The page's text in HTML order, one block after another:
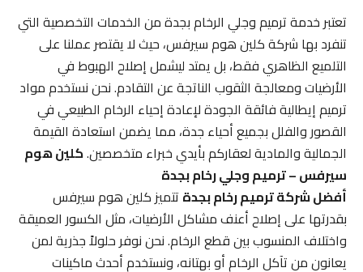
تعتبر خدمة ترميم وجلي الرخام بجدة من الخدمات التخصصية التي
تنفرد بها شركة كلين هوم سيرفس، حيث لا يقتصر عملنا على
التلميع الظاهري فقط، بل يمتد ليشمل إصلاح الهبوط في
الأرضيات ومعالجة الثقوب الناتجة عن التقادم. نحن نستخدم مواد
ترميم إيطالية فائقة الجودة لإعادة إحياء الرخام الطبيعي في
القصور والفلل بجميع أحياء جدة، مما يضمن استعادة القيمة
الجمالية والمادية لعقاركم بأيدي خبراء متخصصين.كلين هوم
سيرفس – ترميم وجلي رخام بجدة
أفضل شركة ترميم رخام بجدةتتميز كلين هوم سيرفس
بقدرتها على إصلاح أعنف مشاكل الأرضيات، مثل الكسور العميقة
واختلاف المنسوب بين قطع الرخام. نحن نوفر حلولاً جذرية لمن
يعانون من تآكل الرخام أو بهتانه، ونستخدم أحدث ماكينات